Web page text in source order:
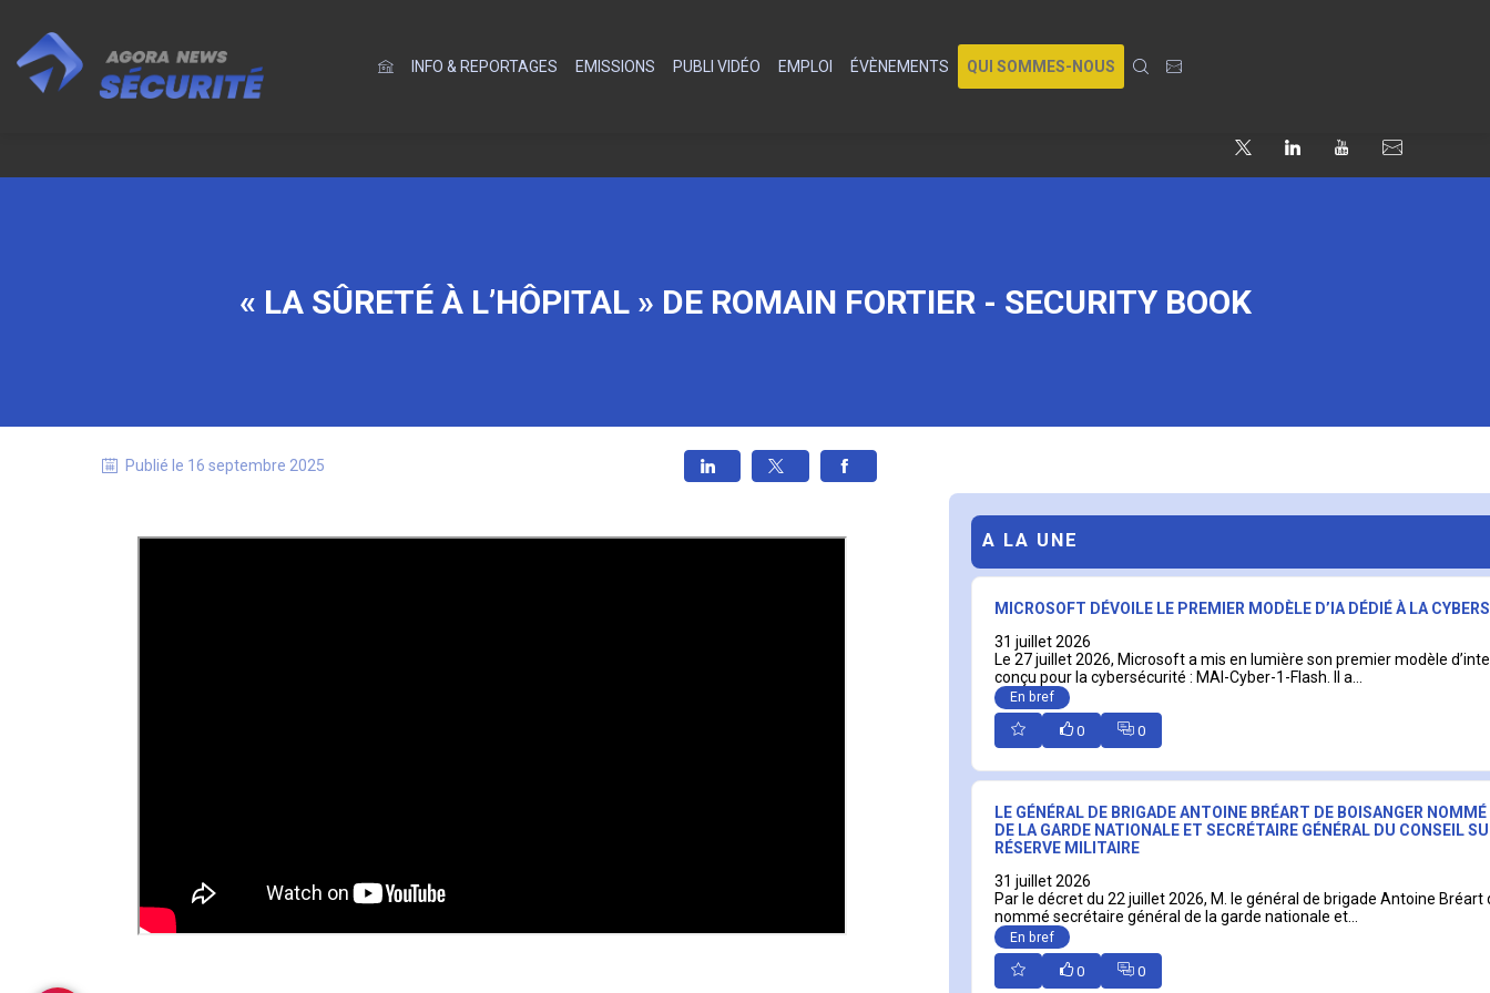
INFO & REPORTAGES EMISSIONS PUBLI VIDÉO EMPLOI ÉVÈNEMENTS QUI SOMMES-NOUS
« LA SÛRETÉ À L’HÔPITAL » DE ROMAIN FORTIER - SECURITY BOOK
Publié le 16 septembre 2025
A LA UNE
MICROSOFT DÉVOILE LE PREMIER MODÈLE D’IA DÉDIÉ À LA
31 juillet 2026
Le 27 juillet 2026, Microsoft a mis en lumière son premier modèle
conçu pour la cybersécurité : MAI-Cyber-1-Flash. Il a...
En bref
0 0
LE GÉNÉRAL DE BRIGADE ANTOINE BRÉART DE BOISANGER
DE LA GARDE NATIONALE ET SECRÉTAIRE GÉNÉRAL DU CONSEIL
RÉSERVE MILITAIRE
31 juillet 2026
Par le décret du 22 juillet 2026, M. le général de brigade Antoine Bréart
nommé secrétaire général de la garde nationale et...
En bref
0 0